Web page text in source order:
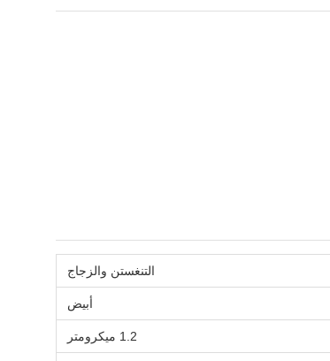
التنغستن والزجاج
أبيض
1.2 ميكرومتر